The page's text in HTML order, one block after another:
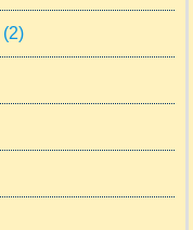
(2)